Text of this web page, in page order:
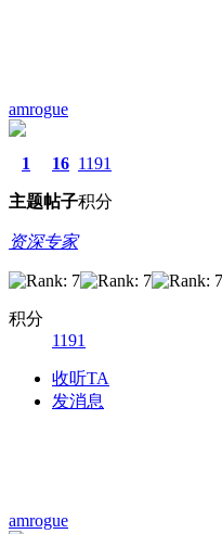
amrogue
1
主题
16
帖子
1191
积分
资深专家
积分
1191
收听TA
发消息
amrogue